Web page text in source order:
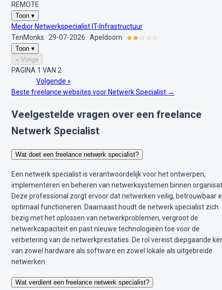
REMOTE
Toon ▾
Medior Netwerkspecialist IT-Infrastructuur
TenMonks · 29-07-2026 · Apeldoorn ·
Toon ▾
« Vorige
PAGINA 1 VAN 2
Volgende »
Beste freelance websites voor Netwerk Specialist →
Veelgestelde vragen over een freelance
Netwerk Specialist
Wat doet een freelance netwerk specialist?
Een netwerk specialist is verantwoordelijk voor het ontwerpen,
implementeren en beheren van netwerksystemen binnen
Deze professional zorgt ervoor dat netwerken veilig, betrouwbaar
optimaal functioneren. Daarnaast houdt de netwerk specialist zich
bezig met het oplossen van netwerkproblemen, vergroot de
netwerkcapaciteit en past nieuwe technologieën toe voor de
verbetering van de netwerkprestaties. De rol vereist diepgaande
van zowel hardware als software en zowel lokale als uitgebreide
netwerken.
Wat verdient een freelance netwerk specialist?